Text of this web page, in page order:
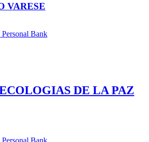
VARESE
DE LA PAZ